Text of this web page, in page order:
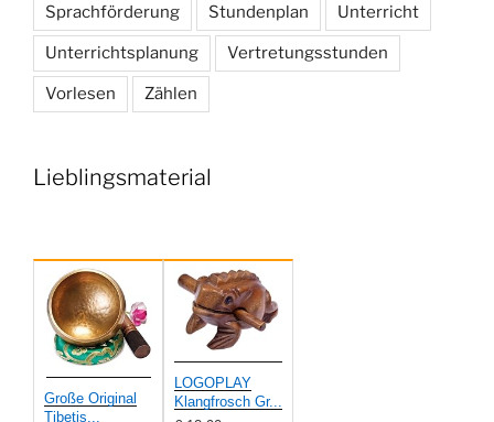
Sprachförderung Stundenplan Unterricht
Unterrichtsplanung Vertretungsstunden
Vorlesen Zählen
Lieblingsmaterial
Große Original
Tibetis...
LOGOPLAY
Klangfrosch Gr...